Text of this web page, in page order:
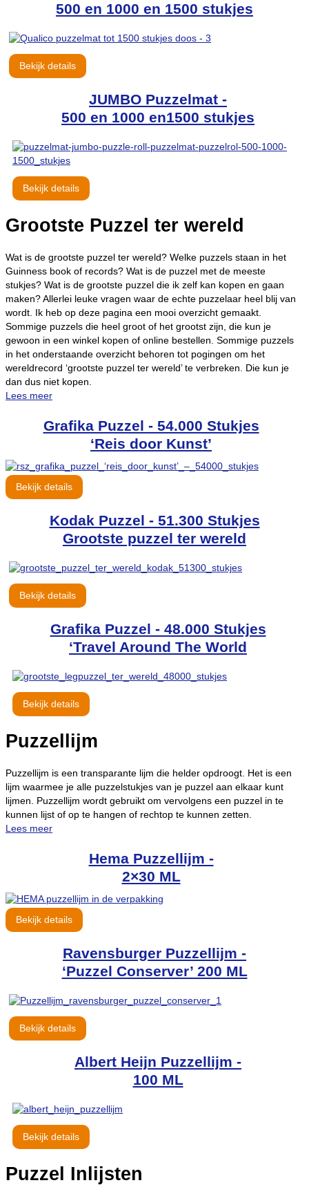
500 en 1000 en 1500 stukjes
Bekijk details
JUMBO Puzzelmat -
500 en 1000 en1500 stukjes
Bekijk details
Grootste Puzzel ter wereld
Wat is de grootste puzzel ter wereld? Welke puzzels staan in het
Guinness book of records? Wat is de puzzel met de meeste
stukjes? Wat is de grootste puzzel die ik zelf kan kopen en gaan
maken? Allerlei leuke vragen waar de echte puzzelaar heel blij van
wordt. Ik heb op deze pagina een mooi overzicht gemaakt.
Sommige puzzels die heel groot of het grootst zijn, die kun je
gewoon in een winkel kopen of online bestellen. Sommige puzzels
in het onderstaande overzicht behoren tot pogingen om het
wereldrecord ‘grootste puzzel ter wereld’ te verbreken. Die kun je
dan dus niet kopen.
Lees meer
Grafika Puzzel - 54.000 Stukjes
‘Reis door Kunst’
Bekijk details
Kodak Puzzel - 51.300 Stukjes
Grootste puzzel ter wereld
Bekijk details
Grafika Puzzel - 48.000 Stukjes
‘Travel Around The World
Bekijk details
Puzzellijm
Puzzellijm is een transparante lijm die helder opdroogt. Het is een
lijm waarmee je alle puzzelstukjes van je puzzel aan elkaar kunt
lijmen. Puzzellijm wordt gebruikt om vervolgens een puzzel in te
kunnen lijst of op te hangen of rechtop te kunnen zetten.
Lees meer
Hema Puzzellijm -
2×30 ML
Bekijk details
Ravensburger Puzzellijm -
‘Puzzel Conserver’ 200 ML
Bekijk details
Albert Heijn Puzzellijm -
100 ML
Bekijk details
Puzzel Inlijsten